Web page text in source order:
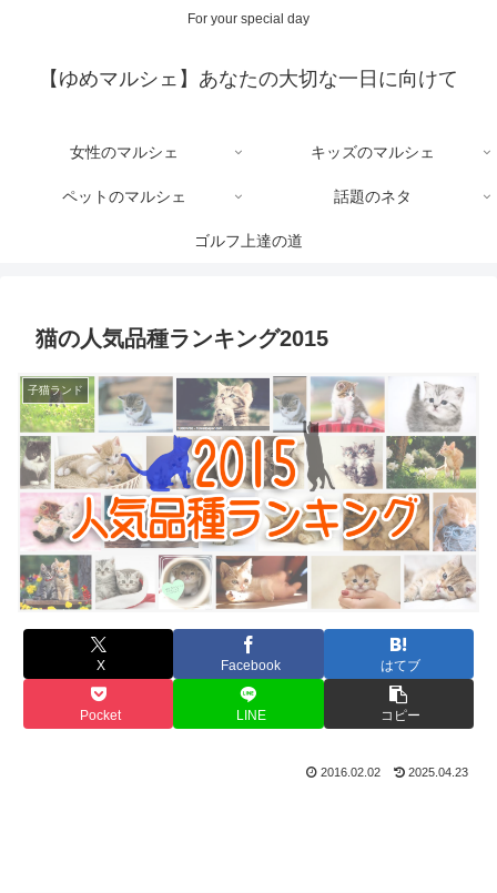
For your special day
【ゆめマルシェ】あなたの大切な一日に向けて
女性のマルシェ キッズのマルシェ
ペットのマルシェ 話題のネタ
ゴルフ上達の道
猫の人気品種ランキング2015
子猫ランド
X Facebook はてブ
Pocket LINE コピー
2016.02.02 2025.04.23